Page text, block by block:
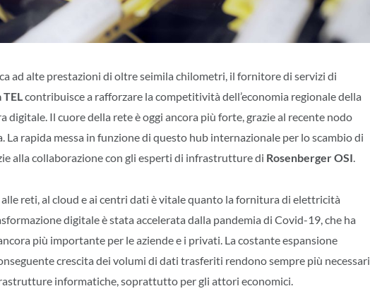
ad alte prestazioni di oltre seimila chilometri, il fornitore di servizi di
TELcontribuisce a rafforzare la competitività dell’economia regionale della
digitale. Il cuore della rete è oggi ancora più forte, grazie al recente nodo
La rapida messa in funzione di questo hub internazionale per lo scambio di
alla collaborazione con gli esperti di infrastrutture di Rosenberger OSI.
alle reti, al cloud e ai centri dati è vitale quanto la fornitura di elettricità
digitale è stata accelerata dalla pandemia di Covid-19, che ha
più importante per le aziende e i privati. La costante espansione
crescita dei volumi di dati trasferiti rendono sempre più necessari
informatiche, soprattutto per gli attori economici.